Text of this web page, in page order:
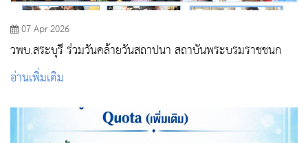
07 Apr 2026
วพบ.สระบุรี ร่วมวันคล้ายวันสถาปนา สถาบันพระบรมราชชนก
อ่านเพิ่มเติม